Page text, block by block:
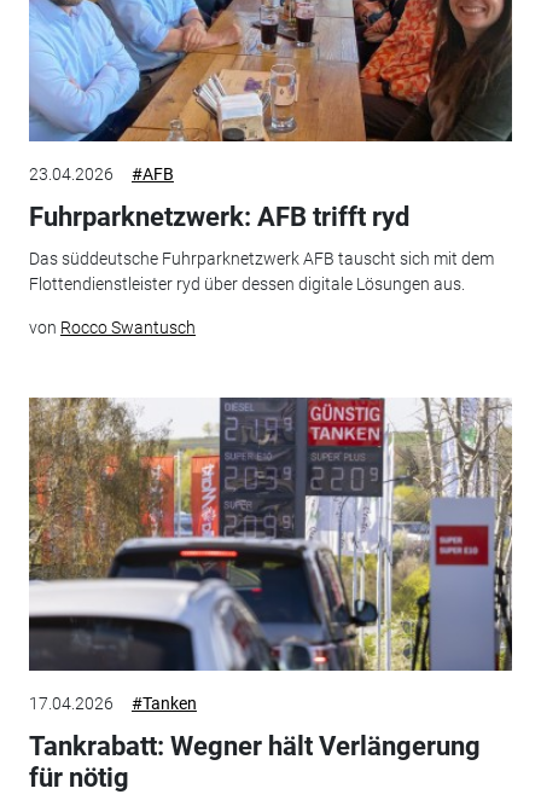
23.04.2026 #AFB
Fuhrparknetzwerk: AFB trifft ryd
Das süddeutsche Fuhrparknetzwerk AFB tauscht sich mit dem
Flottendienstleister ryd über dessen digitale Lösungen aus.
von Rocco Swantusch
17.04.2026 #Tanken
Tankrabatt: Wegner hält Verlängerung
für nötig